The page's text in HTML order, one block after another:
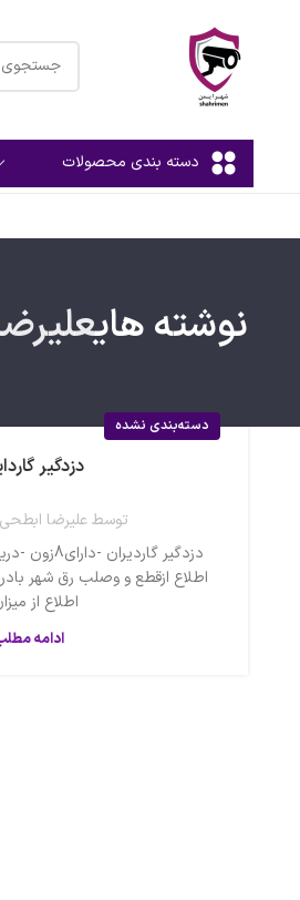
دسته بندی محصولات
نوشته های
دسته‌بندی نشده
دزدگیر
توسطعلیرضا ابطحی
دزدگیر
اطلاع ازقطع و وصلب رق شهر
اطلاع از
ادامه